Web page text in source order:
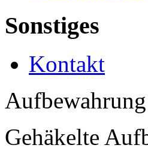
Sonstiges
Kontakt
Aufbewahrung
Gehäkelte